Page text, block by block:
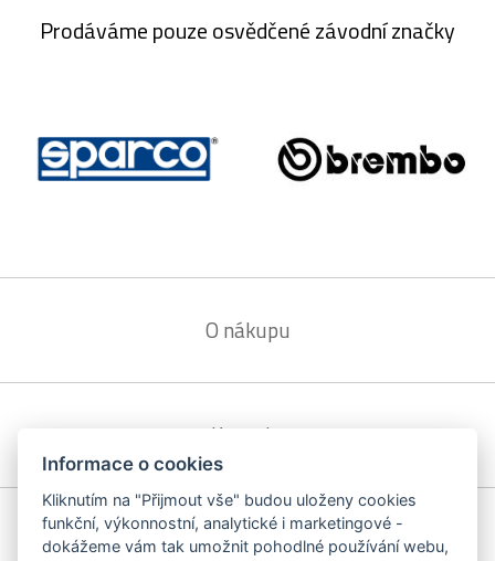
Prodáváme pouze osvědčené závodní značky
O nákupu
Kontakt
Cookie
Informace o cookies
Kliknutím na "Přijmout vše" budou uloženy cookies
funkční, výkonnostní, analytické i marketingové -
dokážeme vám tak umožnit pohodlné používání webu,